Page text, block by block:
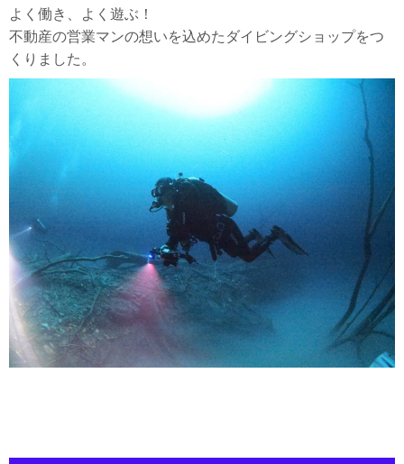
よく働き、よく遊ぶ！
不動産の営業マンの想いを込めたダイビングショップをつ
くりました。